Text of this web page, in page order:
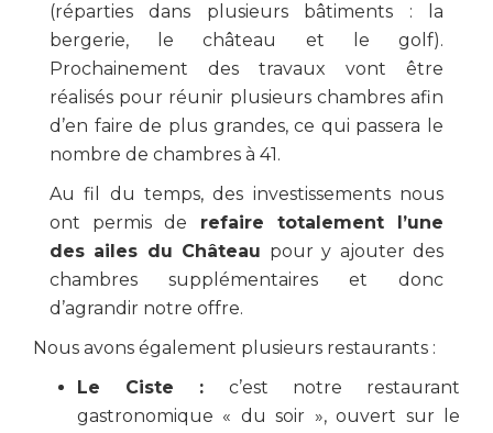
(réparties dans plusieurs bâtiments : la
bergerie, le château et le golf).
Prochainement des travaux vont être
réalisés pour réunir plusieurs chambres afin
d’en faire de plus grandes, ce qui passera le
nombre de chambres à 41.
Au fil du temps, des investissements nous
ont permis de refaire totalement l’une
des ailes du Château pour y ajouter des
chambres supplémentaires et donc
d’agrandir notre offre.
Nous avons également plusieurs restaurants :
Le Ciste : c’est notre restaurant
gastronomique « du soir », ouvert sur le